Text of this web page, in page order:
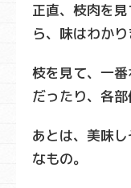
正直、枝肉を
ら、味はわかり
枝を見て、一
だったり、各部
あとは、美味
なもの。